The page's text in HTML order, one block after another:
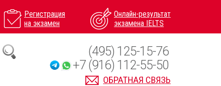
Регистрация
на экзамен
Онлайн-результат
экзамена IELTS
ОБРАТНАЯ СВЯЗЬ
(495) 125-15-76
+7 (916) 112-55-50